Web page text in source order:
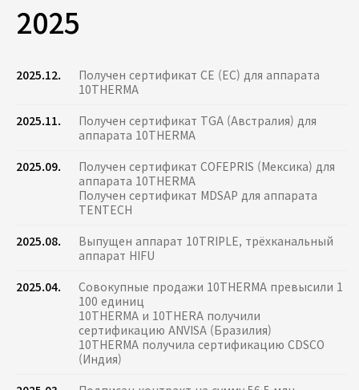
2025
2025.12.
Получен сертификат CE (ЕС) для аппарата
10THERMA
2025.11.
Получен сертификат TGA (Австралия) для
аппарата 10THERMA
2025.09.
Получен сертификат COFEPRIS (Мексика) для
аппарата 10THERMA
Получен сертификат MDSAP для аппарата
TENTECH
2025.08.
Выпущен аппарат 10TRIPLE, трёхканальный
аппарат HIFU
2025.04.
Совокупные продажи 10THERMA превысили 1
100 единиц
10THERMA и 10THERA получили
сертификацию ANVISA (Бразилия)
10THERMA получила сертификацию CDSCO
(Индия)